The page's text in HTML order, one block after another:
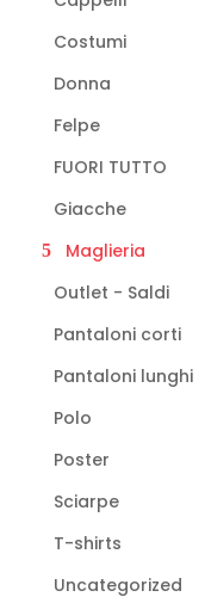
Costumi
Donna
Felpe
FUORI TUTTO
Giacche
Maglieria
Outlet - Saldi
Pantaloni corti
Pantaloni lunghi
Polo
Poster
Sciarpe
T-shirts
Uncategorized